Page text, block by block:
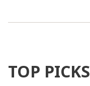
TOP PICKS